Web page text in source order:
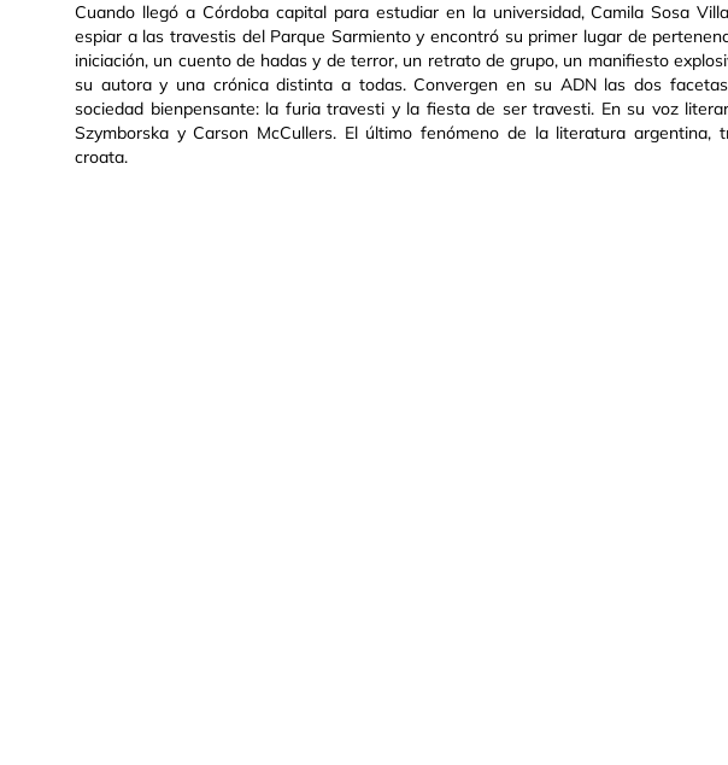
Cuando llegó a Córdoba capital para estudiar en la universidad, Camila Sosa
espiar a las travestis del Parque Sarmiento y encontró su primer lugar de
iniciación, un cuento de hadas y de terror, un retrato de grupo, un manifiesto
su autora y una crónica distinta a todas. Convergen en su ADN las dos
sociedad bienpensante: la furia travesti y la fiesta de ser travesti. En su voz
Szymborska y Carson McCullers. El último fenómeno de la literatura argentina,
croata.